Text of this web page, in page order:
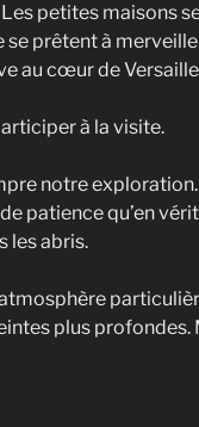
petites maisons
se prêtent à
au cœur de
à la visite.
notre
patience qu’en
les abris.
plus